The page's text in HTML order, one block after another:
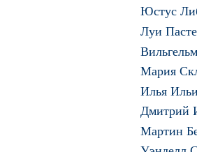
Юстус
Луи
Мария
Илья
Дмитрий
Мартин